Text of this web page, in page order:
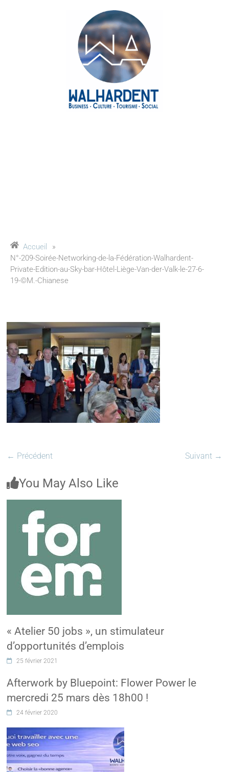
Accueil
»
N°-209-Soirée-Networking-de-la-Fédération-Walhardent-
Private-Edition-au-Sky-bar-Hôtel-Liège-Van-der-Valk-le-27-6-
19-©M.-Chianese
← Précédent Suivant →
You May Also Like
« Atelier 50 jobs », un stimulateur
d’opportunités d’emplois
25 février 2021
Afterwork by Bluepoint: Flower Power le
mercredi 25 mars dès 18h00 !
24 février 2020